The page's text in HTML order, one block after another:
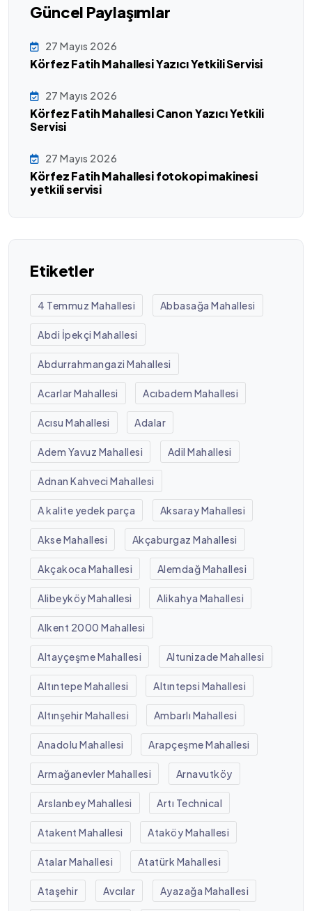
Güncel Paylaşımlar
27 Mayıs 2026
Körfez Fatih Mahallesi Yazıcı Yetkili Servisi
27 Mayıs 2026
Körfez Fatih Mahallesi Canon Yazıcı Yetkili
Servisi
27 Mayıs 2026
Körfez Fatih Mahallesi fotokopi makinesi
yetkili servisi
Etiketler
4 Temmuz Mahallesi Abbasağa Mahallesi
Abdi İpekçi Mahallesi
Abdurrahmangazi Mahallesi
Acarlar Mahallesi Acıbadem Mahallesi
Acısu Mahallesi Adalar
Adem Yavuz Mahallesi Adil Mahallesi
Adnan Kahveci Mahallesi
A kalite yedek parça Aksaray Mahallesi
Akse Mahallesi Akçaburgaz Mahallesi
Akçakoca Mahallesi Alemdağ Mahallesi
Alibeyköy Mahallesi Alikahya Mahallesi
Alkent 2000 Mahallesi
Altayçeşme Mahallesi Altunizade Mahallesi
Altıntepe Mahallesi Altıntepsi Mahallesi
Altınşehir Mahallesi Ambarlı Mahallesi
Anadolu Mahallesi Arapçeşme Mahallesi
Armağanevler Mahallesi Arnavutköy
Arslanbey Mahallesi Artı Technical
Atakent Mahallesi Ataköy Mahallesi
Atalar Mahallesi Atatürk Mahallesi
Ataşehir Avcılar Ayazağa Mahallesi